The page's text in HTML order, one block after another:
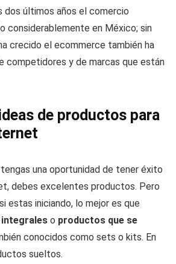
dos últimos años el comercio
considerablemente en México; sin
crecido el ecommerce también ha
competidores y de marcas que están
de productos para
una oportunidad de tener éxito
debes excelentes productos. Pero
estas iniciando, lo mejor es que
integrales o productos que se
conocidos como sets o kits. En
sueltos.